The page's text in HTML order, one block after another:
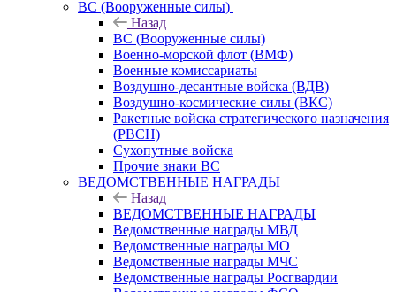
ВС (Вооруженные силы)
Назад
ВС (Вооруженные силы)
Военно-морской флот (ВМФ)
Военные комиссариаты
Воздушно-десантные войска (ВДВ)
Воздушно-космические силы (ВКС)
Ракетные войска стратегического назначения
(РВСН)
Сухопутные войска
Прочие знаки ВС
ВЕДОМСТВЕННЫЕ НАГРАДЫ
Назад
ВЕДОМСТВЕННЫЕ НАГРАДЫ
Ведомственные награды МВД
Ведомственные награды МО
Ведомственные награды МЧС
Ведомственные награды Росгвардии